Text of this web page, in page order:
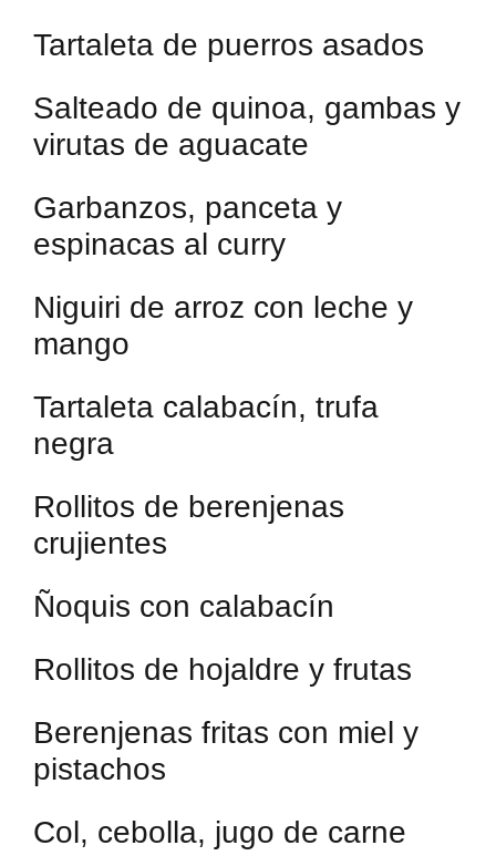
Tartaleta de puerros asados
Salteado de quinoa, gambas y
virutas de aguacate
Garbanzos, panceta y
espinacas al curry
Niguiri de arroz con leche y
mango
Tartaleta calabacín, trufa
negra
Rollitos de berenjenas
crujientes
Ñoquis con calabacín
Rollitos de hojaldre y frutas
Berenjenas fritas con miel y
pistachos
Col, cebolla, jugo de carne